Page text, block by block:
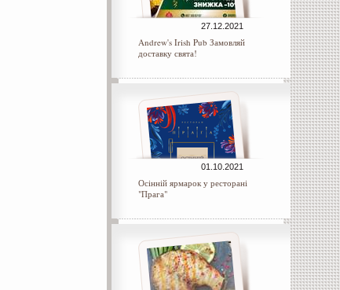
27.12.2021
Andrew's Irish Pub Замовляй
доставку свята!
01.10.2021
Осінній ярмарок у ресторані
"Прага"